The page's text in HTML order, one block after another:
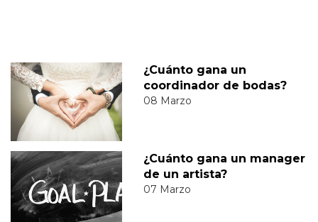
¿Cuánto gana un
coordinador de bodas?
08 Marzo
¿Cuánto gana un manager
de un artista?
07 Marzo